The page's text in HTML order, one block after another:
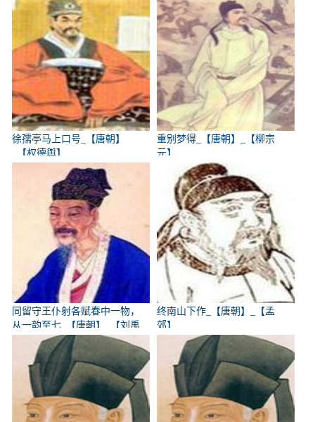
徐孺亭马上口号_【唐朝】
_【权德舆】
重别梦得_【唐朝】_【柳宗
元】
同留守王仆射各赋春中一物，
从一韵至七_【唐朝】_【刘禹
终南山下作_【唐朝】_【孟
郊】